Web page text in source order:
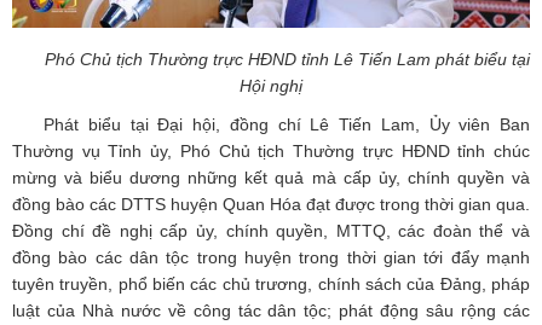
Phó Chủ tịch Thường trực HĐND tỉnh Lê Tiến Lam phát biểu tại
Hội nghị
Phát biểu tại Đại hội, đồng chí Lê Tiến Lam, Ủy viên Ban
Thường vụ Tỉnh ủy, Phó Chủ tịch Thường trực HĐND tỉnh chúc
mừng và biểu dương những kết quả mà cấp ủy, chính quyền và
đồng bào các DTTS huyện Quan Hóa đạt được trong thời gian qua.
Đồng chí đề nghị cấp ủy, chính quyền, MTTQ, các đoàn thể và
đồng bào các dân tộc trong huyện trong thời gian tới đẩy mạnh
tuyên truyền, phổ biến các chủ trương, chính sách của Đảng, pháp
luật của Nhà nước về công tác dân tộc; phát động sâu rộng các